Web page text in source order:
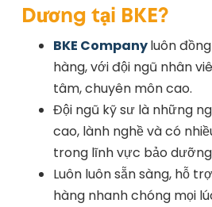
Dương tại BKE?
BKE Companyluôn
hàng, với đội ngũ nhân
tâm, chuyên môn cao.
Đội ngũ kỹ sư là những
cao, lành nghề và có
trong lĩnh vực bảo
Luôn luôn sẵn sàng, hỗ
hàng nhanh chóng mọi